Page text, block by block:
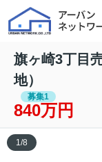
旗ヶ崎3丁目
地）
募集1
840万円
1 /8